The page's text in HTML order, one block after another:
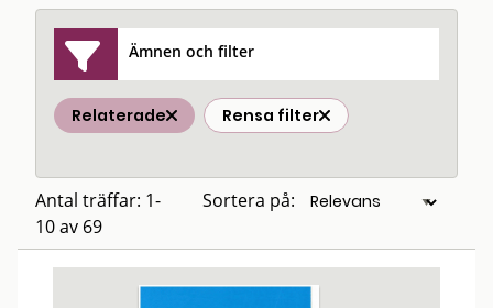
Ämnen och filter
Relaterade Rensa filter
Antal träffar: 1-
10 av 69
Sortera på: